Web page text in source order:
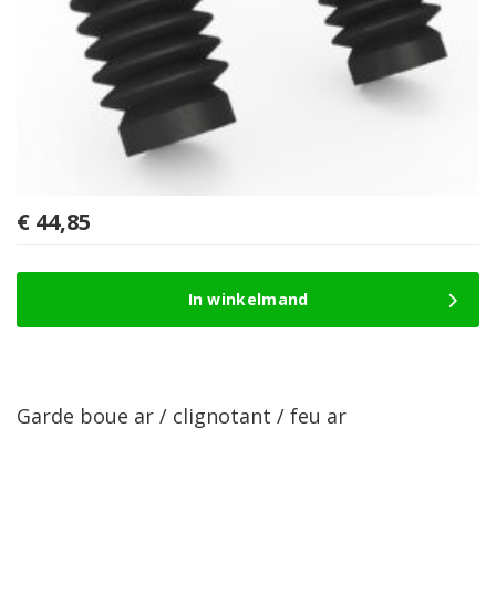
€ 44,85
In winkelmand
Garde boue ar / clignotant / feu ar